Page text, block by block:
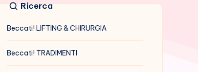
Ricerca
Beccati! LIFTING & CHIRURGIA
Beccati! TRADIMENTI